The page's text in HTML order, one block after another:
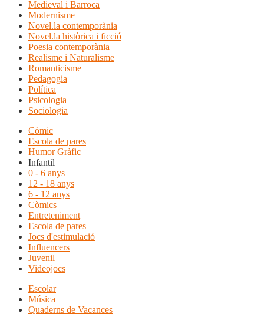
Medieval i Barroca
Modernisme
Novel.la contemporània
Novel.la històrica i ficció
Poesia contemporània
Realisme i Naturalisme
Romanticisme
Pedagogia
Política
Psicologia
Sociologia
Còmic
Escola de pares
Humor Gràfic
Infantil
0 - 6 anys
12 - 18 anys
6 - 12 anys
Còmics
Entreteniment
Escola de pares
Jocs d'estimulació
Influencers
Juvenil
Videojocs
Escolar
Música
Quaderns de Vacances